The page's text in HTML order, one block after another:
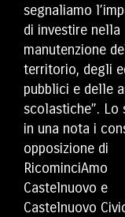
segnaliamo
di investire nella
manutenzione
territorio, degli
pubblici e delle
scolastiche”. Lo
in una nota i
opposizione di
RicominciAmo
Castelnuovo e
Castelnuovo